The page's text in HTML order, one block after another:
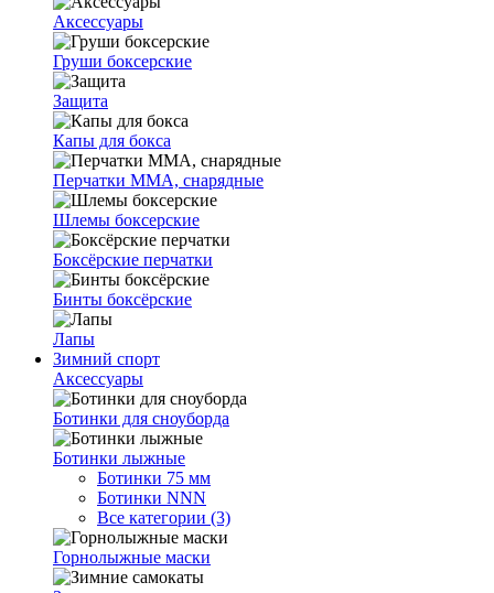
Аксессуары
Груши боксерские
Защита
Капы для бокса
Перчатки ММА, снарядные
Шлемы боксерские
Боксёрские перчатки
Бинты боксёрские
Лапы
Зимний спорт
Аксессуары
Ботинки для сноуборда
Ботинки лыжные
Ботинки 75 мм
Ботинки NNN
Все категории (3)
Горнолыжные маски